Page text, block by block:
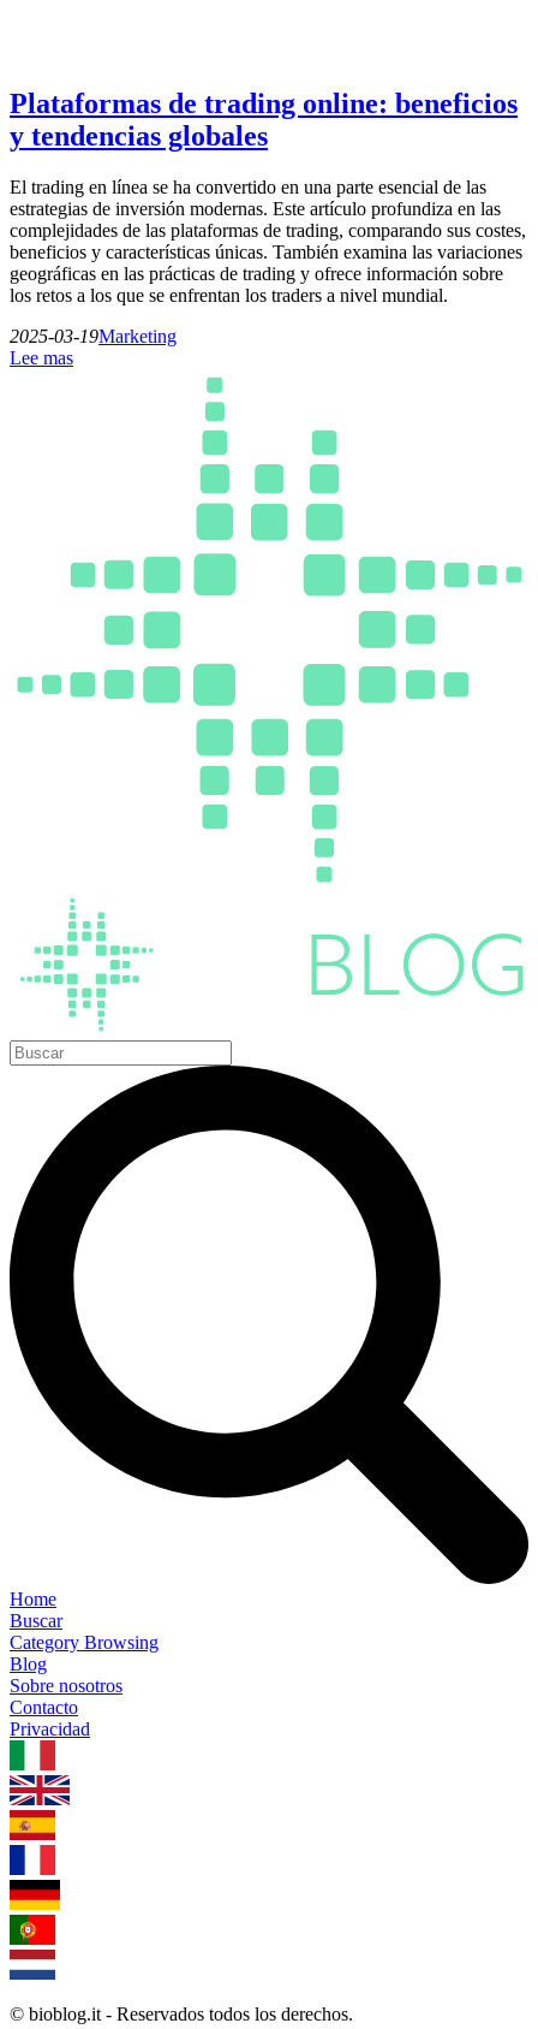
Plataformas de trading online: beneficios
y tendencias globales
El trading en línea se ha convertido en una parte esencial de las
estrategias de inversión modernas. Este artículo profundiza en las
complejidades de las plataformas de trading, comparando sus costes,
beneficios y características únicas. También examina las variaciones
geográficas en las prácticas de trading y ofrece información sobre
los retos a los que se enfrentan los traders a nivel mundial.
2025-03-19Marketing
Lee mas
Home
Buscar
Category Browsing
Blog
Sobre nosotros
Contacto
Privacidad
© bioblog.it - Reservados todos los derechos.